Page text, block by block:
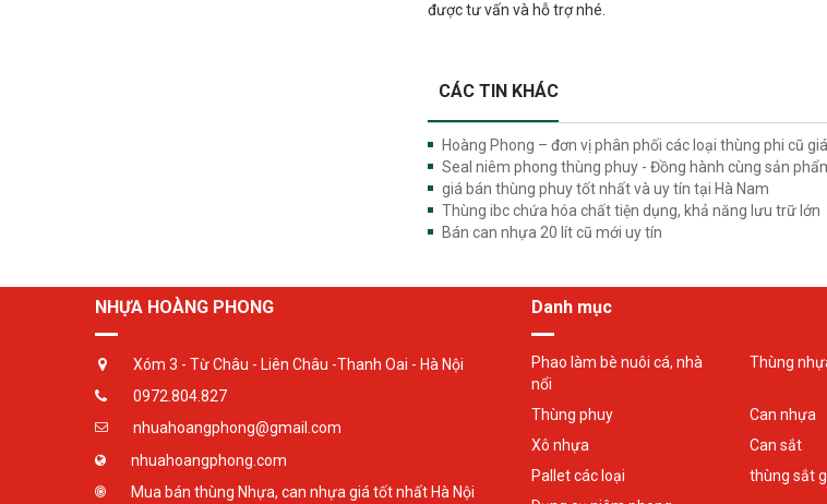
được tư vấn và hỗ trợ nhé.
CÁC TIN KHÁC
Hoàng Phong – đơn vị phân phối các loại thùng phi cũ
Seal niêm phong thùng phuy - Đồng hành cùng sản
giá bán thùng phuy tốt nhất và uy tín tại Hà Nam
Thùng ibc chứa hóa chất tiện dụng, khả năng lưu trữ lớn
Bán can nhựa 20 lít cũ mới uy tín
NHỰA HOÀNG PHONG
Xóm 3 - Từ Châu - Liên Châu -Thanh Oai - Hà Nội
0972.804.827
nhuahoangphong@gmail.com
nhuahoangphong.com
Mua bán thùng Nhựa, can nhựa giá tốt nhất Hà Nội
Danh mục
Phao làm bè nuôi cá, nhà
nổi
Thùng
Thùng phuy
Can nhựa
Xô nhựa
Can sắt
Pallet các loại
thùng sắt